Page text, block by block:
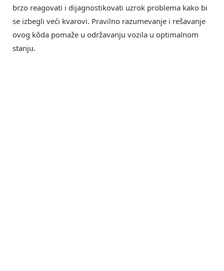
brzo reagovati i dijagnostikovati uzrok problema kako bi
se izbegli veći kvarovi. Pravilno razumevanje i rešavanje
ovog kôda pomaže u održavanju vozila u optimalnom
stanju.